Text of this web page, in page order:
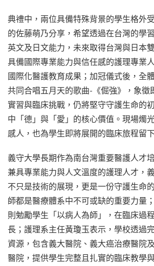
典禮中，兩位具備特殊背景的學生格外
的佐藤萌乃分享，希望透過在台灣的學
英文及日文能力，未來取得台灣與日本
具備國際專業能力與信任感的護理專業
國際化醫護教育成果；加冠儀式後，全
共同合唱五月天的歌曲-《倔強》，象徵
實習與臨床挑戰，仍將堅守守護生命的
中「德」與「愛」的核心價值。現場燭
感人，也為學生即將展開的臨床旅程留
義守大學長期作為南台灣重要醫護人才
兼具專業能力與人文溫度的護理人才，
不只是技術的展現，更是一份守護生命
師都是醫療體系中不可或缺的重要力量
則勉勵學生「以病人為師」，在臨床過
長；護理系主任黃瓊玉表示，學校透過
資源，包含義大醫院、義大癌治療醫院
醫院，提供學生完整且扎實的臨床教學